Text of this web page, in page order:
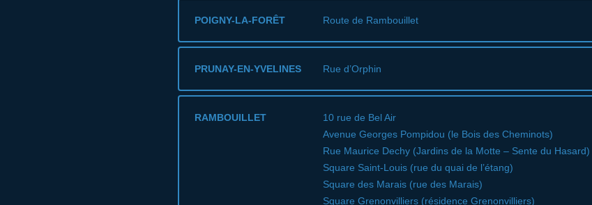
POIGNY-LA-FORÊT Route de Rambouillet
PRUNAY-EN-YVELINES Rue d’Orphin
RAMBOUILLET
10 rue de Bel Air
Avenue Georges Pompidou (le Bois des Cheminots)
Rue Maurice Dechy (Jardins de la Motte – Sente du Hasard)
Square Saint-Louis (rue du quai de l’étang)
Square des Marais (rue des Marais)
Square Grenonvilliers (résidence Grenonvilliers)